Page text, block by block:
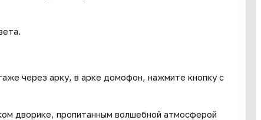
через арку, в арке домофон, нажмите кнопку с
дворике, пропитанным волшебной атмосферой